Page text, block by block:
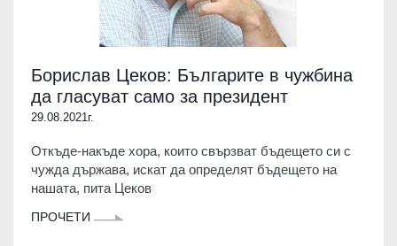
Борислав Цеков: Българите в чужбина
да гласуват само за президент
29.08.2021г.
Откъде-накъде хора, които свързват бъдещето си с
чужда държава, искат да определят бъдещето на
нашата, пита Цеков
ПРОЧЕТИ